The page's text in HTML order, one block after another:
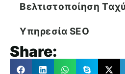
Βελτιστοποίηση
Υπηρεσία SEO
Share: